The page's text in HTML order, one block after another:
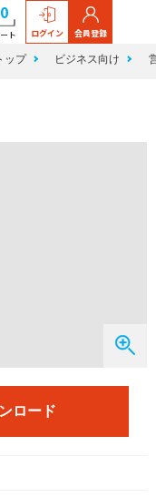
0
ト ログイン 会員登録
ップ ビジネス向け
ロード